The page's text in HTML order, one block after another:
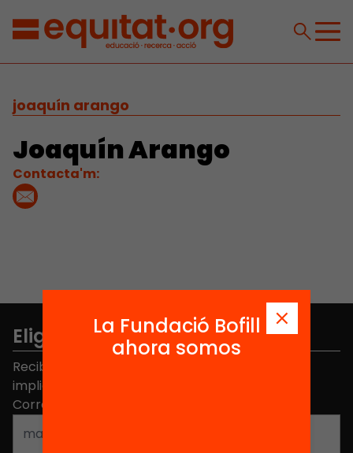
joaquín arango
Joaquín Arango
Contacta'm:
Elige equidad
Recibe contenidos, iniciativas y proyectos para
implicarte.
Correo electrónico
La Fundació Bofill
ahora somos